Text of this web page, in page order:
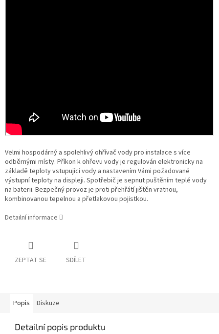
Velmi hospodárný a spolehlivý ohřívač vody pro instalace s více
odběrnými místy. Příkon k ohřevu vody je regulován elektronicky na
základě teploty vstupující vody a nastavením Vámi požadované
výstupní teploty na displeji. Spotřebič je sepnut puštěním teplé vody
na baterii. Bezpečný provoz je proti přehřátí jištěn vratnou,
kombinovanou tepelnou a přetlakovou pojistkou.
Detailní informace
ZEPTAT SE SDÍLET
Popis Diskuze
Detailní popis produktu